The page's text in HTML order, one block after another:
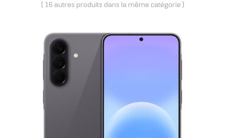
( 16 autres produits dans la même catégorie )